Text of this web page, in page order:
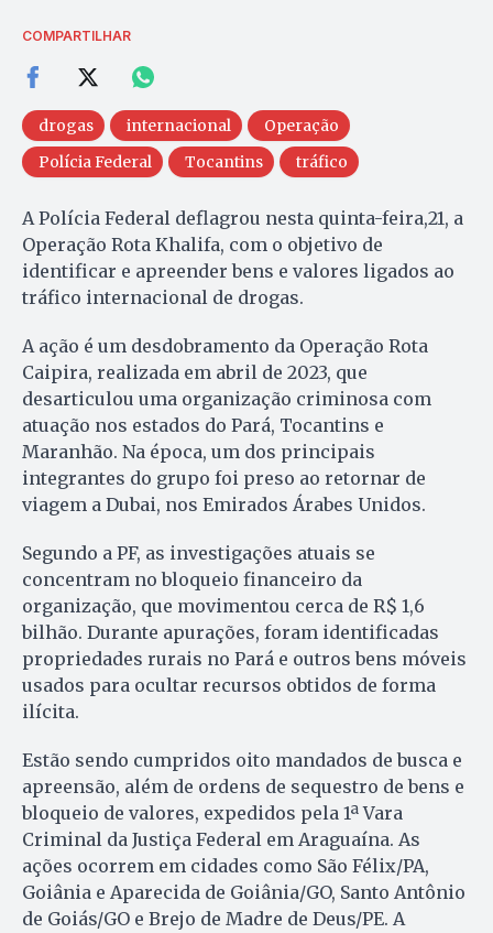
COMPARTILHAR
drogas internacional
Operação
Polícia Federal
Tocantins tráfico
A Polícia Federal deflagrou nesta quinta-feira,21, a
Operação Rota Khalifa, com o objetivo de
identificar e apreender bens e valores ligados ao
tráfico internacional de drogas.
A ação é um desdobramento da Operação Rota
Caipira, realizada em abril de 2023, que
desarticulou uma organização criminosa com
atuação nos estados do Pará, Tocantins e
Maranhão. Na época, um dos principais
integrantes do grupo foi preso ao retornar de
viagem a Dubai, nos Emirados Árabes Unidos.
Segundo a PF, as investigações atuais se
concentram no bloqueio financeiro da
organização, que movimentou cerca de R$ 1,6
bilhão. Durante apurações, foram identificadas
propriedades rurais no Pará e outros bens móveis
usados para ocultar recursos obtidos de forma
ilícita.
Estão sendo cumpridos oito mandados de busca e
apreensão, além de ordens de sequestro de bens e
bloqueio de valores, expedidos pela 1ª Vara
Criminal da Justiça Federal em Araguaína. As
ações ocorrem em cidades como São Félix/PA,
Goiânia e Aparecida de Goiânia/GO, Santo Antônio
de Goiás/GO e Brejo de Madre de Deus/PE. A